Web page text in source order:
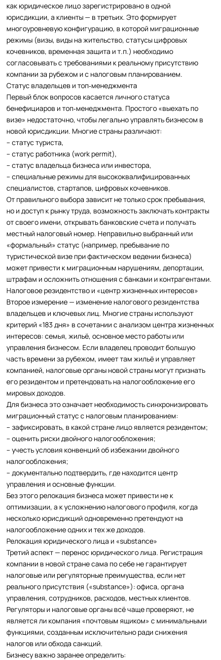
как юридическое лицо зарегистрировано в одной
юрисдикции, а клиенты — в третьих. Это формирует
многоуровневую конфигурацию, в которой миграционные
режимы (визы, виды на жительство, статусы цифровых
кочевников, временная защита и т.п.) необходимо
согласовывать с требованиями к реальному присутствию
компании за рубежом и с налоговым планированием.
Статус владельцев и топ‑менеджмента
Первый блок вопросов касается личного статуса
бенефициаров и топ‑менеджмента. Простого «выехать по
визе» недостаточно, чтобы легально управлять бизнесом в
новой юрисдикции. Многие страны различают:
– статус туриста,
– статус работника (work permit),
– статус владельца бизнеса или инвестора,
– специальные режимы для высококвалифицированных
специалистов, стартапов, цифровых кочевников.
От правильного выбора зависит не только срок пребывания,
но и доступ к рынку труда, возможность заключать контракты
от своего имени, открывать банковские счета и получать
местный налоговый номер. Неправильно выбранный или
«формальный» статус (например, пребывание по
туристической визе при фактическом ведении бизнеса)
может привести к миграционным нарушениям, депортации,
штрафам и осложнить отношения с банками и контрагентами.
Налоговое резидентство и «центр жизненных интересов»
Второе измерение — изменение налогового резидентства
владельцев и ключевых лиц. Многие страны используют
критерий «183 дня» в сочетании с анализом центра жизненных
интересов: семья, жильё, основное место работы или
управления бизнесом. Если владелец проводит большую
часть времени за рубежом, имеет там жильё и управляет
компанией, налоговые органы новой страны могут признать
его резидентом и претендовать на налогообложение его
мировых доходов.
Для бизнеса это означает необходимость синхронизировать
миграционный статус с налоговым планированием:
– зафиксировать, в какой стране лицо является резидентом;
– оценить риски двойного налогообложения;
– учесть условия конвенций об избежании двойного
налогообложения;
– документально подтвердить, где находится центр
управления и основные функции.
Без этого релокация бизнеса может привести не к
оптимизации, а к усложнению налогового профиля, когда
несколько юрисдикций одновременно претендуют на
налогообложение одних и тех же доходов.
Релокация юридического лица и «substance»
Третий аспект — перенос юридического лица. Регистрация
компании в новой стране сама по себе не гарантирует
налоговые или регуляторные преимущества, если нет
реального присутствия («substance»): офиса, органа
управления, сотрудников, расходов, местных клиентов.
Регуляторы и налоговые органы всё чаще проверяют, не
является ли компания «почтовым ящиком» с минимальными
функциями, созданным исключительно ради снижения
налогов или обхода санкций.
Бизнесу важно заранее определить: